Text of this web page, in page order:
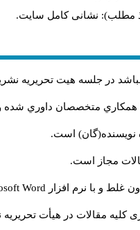
اخذ مطلب): نشانی کامل سایت.
نباشد در جلسه هيت تحريريه
همکاري متخصصان داوري
است.
مجاز است.
غلط و با نرم افزار Word
کلیه مقالات در هیأت